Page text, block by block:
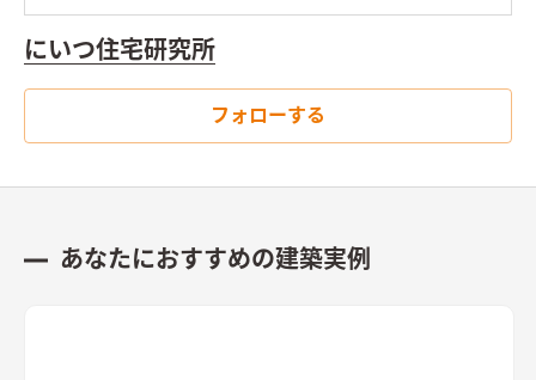
にいつ住宅研究所
フォローする
あなたにおすすめの建築実例